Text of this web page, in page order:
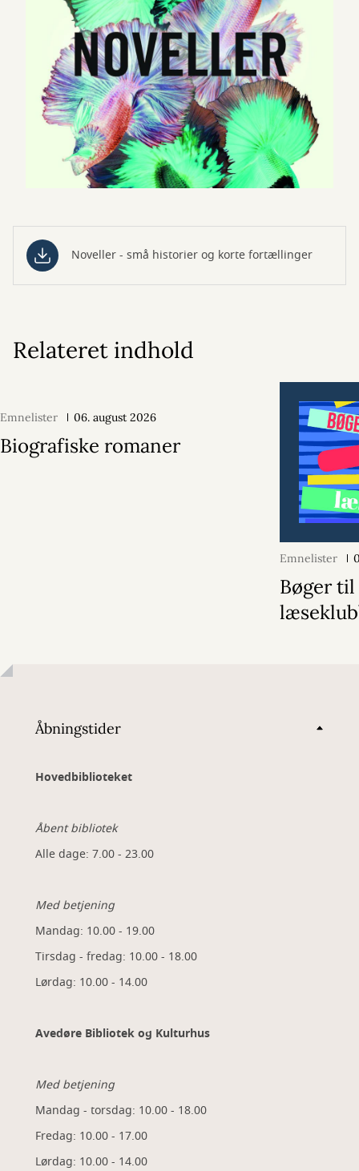
Noveller - små historier og korte fortællinger
Relateret indhold
Emnelister 06. august 2026
Biografiske romaner
Emnelister
Bøger til
Åbningstider
Hovedbiblioteket
Åbent bibliotek
Alle dage: 7.00 - 23.00
Med betjening
Mandag: 10.00 - 19.00
Tirsdag - fredag: 10.00 - 18.00
Lørdag: 10.00 - 14.00
Avedøre Bibliotek og Kulturhus
Med betjening
Mandag - torsdag: 10.00 - 18.00
Fredag: 10.00 - 17.00
Lørdag: 10.00 - 14.00